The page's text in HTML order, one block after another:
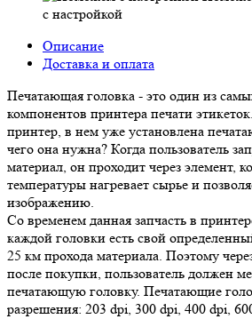
с настройкой
Описание
Доставка и оплата
Печатающая головка - это один из
компонентов принтера печати
принтер, в нем уже установлена
чего она нужна? Когда пользователь
материал, он проходит через элемент,
температуры нагревает сырье и
изображению.
Со временем данная запчасть в
каждой головки есть свой
25 км прохода материала. Поэтому
после покупки, пользователь должен
печатающую головку. Печатающие
разрешения: 203 dpi, 300 dpi, 400 dpi,